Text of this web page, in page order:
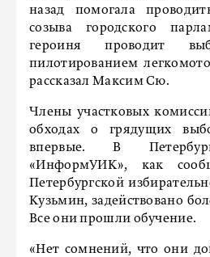
назад помогала
созыва городского
героиня проводит
пилотированием
рассказал Максим Сю.
Члены участковых
обходах о грядущих
впервые. В
«ИнформУИК», как
Петербургской
Кузьмин, задействовано
Все они прошли обучение.
«Нет сомнений, что они